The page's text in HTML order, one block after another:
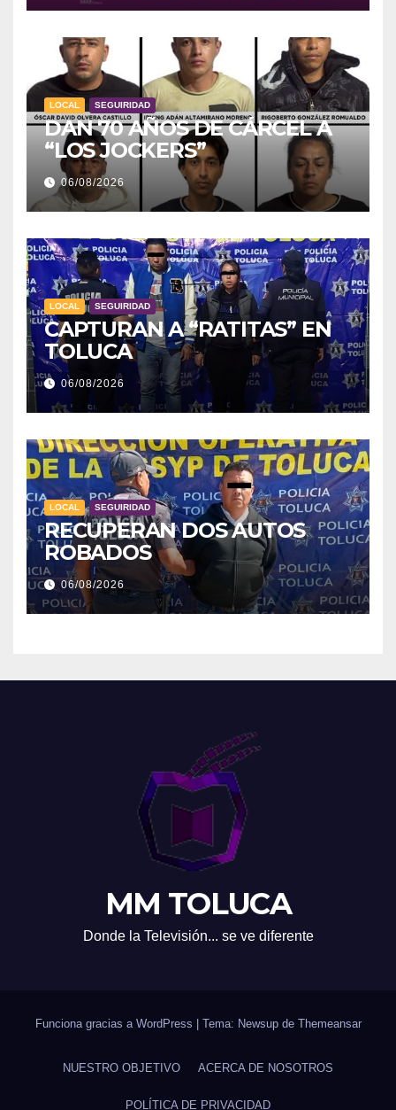
LOCAL SEGUIRIDAD
DAN 70 AÑOS DE CÁRCEL A
“LOS JOCKERS”
06/08/2026
LOCAL SEGUIRIDAD
CAPTURAN A “RATITAS” EN
TOLUCA
06/08/2026
LOCAL SEGUIRIDAD
RECUPERAN DOS AUTOS
ROBADOS
06/08/2026
MM TOLUCA
Donde la Televisión... se ve diferente
Funciona gracias a WordPress Tema: Newsup de Themeansar
NUESTRO OBJETIVO ACERCA DE NOSOTROS
POLÍTICA DE PRIVACIDAD